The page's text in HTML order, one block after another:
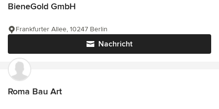
BieneGold GmbH
Nachricht
Frankfurter Allee, 10247 Berlin
Roma Bau Art